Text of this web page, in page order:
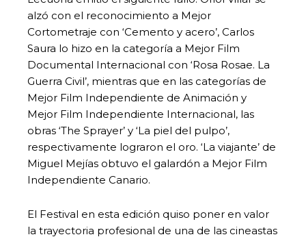
alzó con el reconocimiento a Mejor
Cortometraje con ‘Cemento y acero’, Carlos
Saura lo hizo en la categoría a Mejor Film
Documental Internacional con ‘Rosa Rosae. La
Guerra Civil’, mientras que en las categorías de
Mejor Film Independiente de Animación y
Mejor Film Independiente Internacional, las
obras ‘The Sprayer’ y ‘La piel del pulpo’,
respectivamente lograron el oro. ‘La viajante’ de
Miguel Mejías obtuvo el galardón a Mejor Film
Independiente Canario.
El Festival en esta edición quiso poner en valor
la trayectoria profesional de una de las cineastas